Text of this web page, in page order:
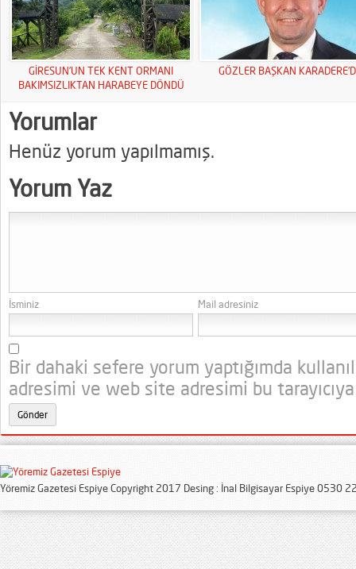
GİRESUN’UN TEK KENT ORMANI
BAKIMSIZLIKTAN HARABEYE DÖNDÜ
GÖZLER BAŞKAN
Yorumlar
Henüz yorum yapılmamış.
Yorum Yaz
İsminiz Mail adresiniz
Bir dahaki sefere yorum yaptığımda
adresimi ve web site adresimi bu
Yöremiz Gazetesi Espiye Copyright 2017 Desing : İnal Bilgisayar Espiye 0530